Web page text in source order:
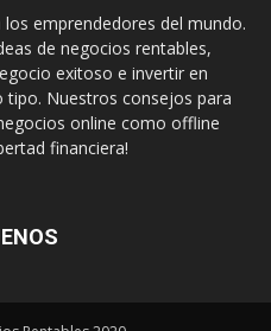
emprendedores del mundo.
de negocios rentables,
exitoso e invertir en
Nuestros consejos para
online como offline
financiera!